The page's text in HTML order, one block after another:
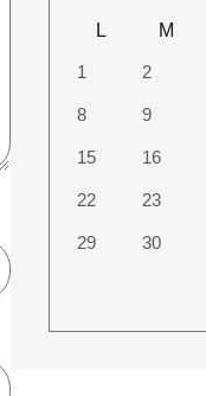
L M
1 2
8 9
15 16
22 23
29 30